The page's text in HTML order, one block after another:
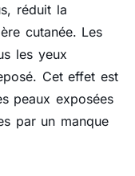
réduit la
cutanée. Les
les yeux
Cet effet est
peaux exposées
par un manque